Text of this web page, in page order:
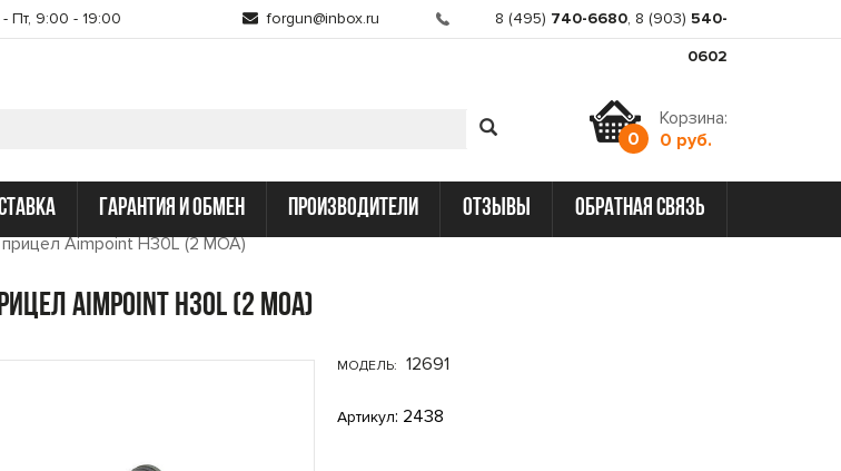
Пт, 9:00 - 19:00 forgun@inbox.ru 8 (495) 740-6680, 8 (903) 540-
0602
0
Корзина:
0 руб.
гарантия и обмен производители отзывы обратная связь
Aimpoint H30L (2 МОА)
Aimpoint H30L (2 МОА)
МОДЕЛЬ: 12691
Артикул: 2438